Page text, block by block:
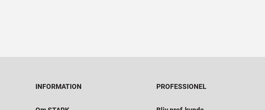
INFORMATION PROFESSIONEL